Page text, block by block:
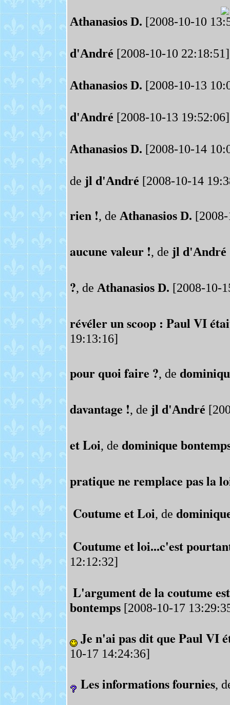
Athanasios D. [2008-10-10
d'André [2008-10-10 22:18:51]
Athanasios D. [2008-10-13
d'André [2008-10-13 19:52:06]
Athanasios D. [2008-10-14
de jl d'André [2008-10-14
rien !, de Athanasios D.
aucune valeur !, de jl d'André
?, de Athanasios D. [2008-10-
révéler un scoop : Paul VI
19:13:16]
pour quoi faire ?, de
davantage !, de jl d'André
et Loi, de dominique
pratique ne remplace pas la
Coutume et Loi, de
Coutume et loi...c'est
12:12:32]
L'argument de la coutume
bontemps[2008-10-17
Je n'ai pas dit que Paul VI
10-17 14:24:36]
Les informations fournies,